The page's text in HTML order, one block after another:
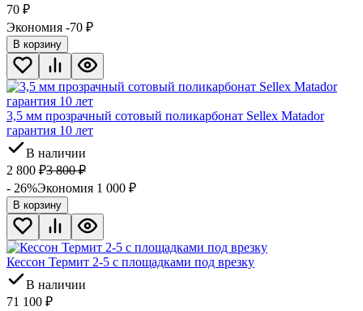
70 ₽
Экономия -70 ₽
В корзину
3,5 мм прозрачный сотовый поликарбонат Sellex Matador
гарантия 10 лет
В наличии
2 800 ₽3 800 ₽
- 26%Экономия 1 000 ₽
В корзину
Кессон Термит 2-5 с площадками под врезку
В наличии
71 100 ₽